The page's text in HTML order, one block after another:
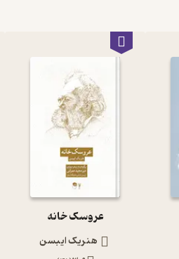
عروسک خانه
هنریک ایبسن